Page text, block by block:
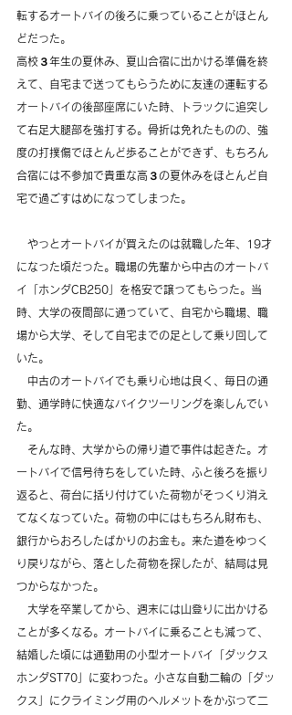
転するオートバイの後ろに乗っていることがほとん
どだった。
高校３年生の夏休み、夏山合宿に出かける準備を終
えて、自宅まで送ってもらうために友達の運転する
オートバイの後部座席にいた時、トラックに追突し
て右足大腿部を強打する。骨折は免れたものの、強
度の打撲傷でほとんど歩ることができず、もちろん
合宿には不参加で貴重な高３の夏休みをほとんど自
宅で過ごすはめになってしまった。
やっとオートバイが買えたのは就職した年、19才
になった頃だった。職場の先輩から中古のオートバ
イ「ホンダCB250」を格安で譲ってもらった。当
時、大学の夜間部に通っていて、自宅から職場、職
場から大学、そして自宅までの足として乗り回して
いた。
中古のオートバイでも乗り心地は良く、毎日の通
勤、通学時に快適なバイクツーリングを楽しんでい
た。
そんな時、大学からの帰り道で事件は起きた。オ
ートバイで信号待ちをしていた時、ふと後ろを振り
返ると、荷台に括り付けていた荷物がそっくり消え
てなくなっていた。荷物の中にはもちろん財布も、
銀行からおろしたばかりのお金も。来た道をゆっく
り戻りながら、落とした荷物を探したが、結局は見
つからなかった。
大学を卒業してから、週末には山登りに出かける
ことが多くなる。オートバイに乗ることも減って、
結婚した頃には通勤用の小型オートバイ「ダックス
ホンダST70」に変わった。小さな自動二輪の「ダッ
クス」にクライミング用のヘルメットをかぶって二